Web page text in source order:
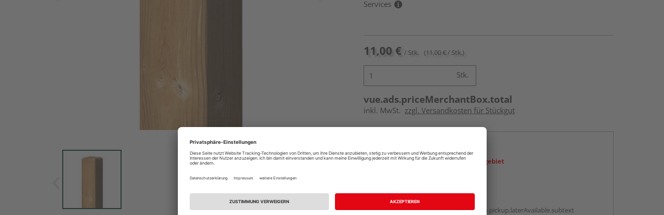
Services
11,00 € / Stk. (11,00 € / Stk.)
Stk.
vue.ads.priceMerchantBox.total
inkl. MwSt. zzgl. Versandkosten für Stückgut
Ihr Standort ist nicht im Liefergebiet
Auf Vorbestellung:
vue.ads.priceMerchantBox.option.pickup.laterAvailable.subtext